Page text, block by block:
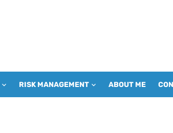
RISK MANAGEMENT ABOUT ME